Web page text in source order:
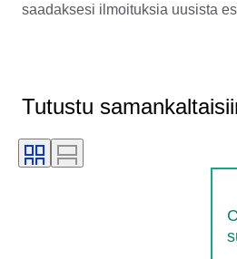
saadaksesi ilmoituksia uusista
Tutustu